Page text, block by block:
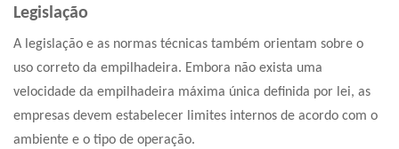
Legislação
A legislação e as normas técnicas também orientam sobre o
uso correto da empilhadeira. Embora não exista uma
velocidade da empilhadeira máxima única definida por lei, as
empresas devem estabelecer limites internos de acordo com o
ambiente e o tipo de operação.